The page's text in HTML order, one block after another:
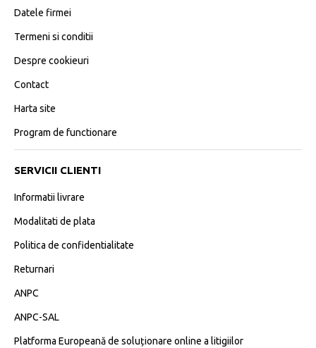
Datele firmei
Termeni si conditii
Despre cookieuri
Contact
Harta site
Program de functionare
SERVICII CLIENTI
Informatii livrare
Modalitati de plata
Politica de confidentialitate
Returnari
ANPC
ANPC-SAL
Platforma Europeană de soluționare online a litigiilor